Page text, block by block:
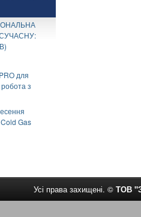
для
з
Gas
Усі права захищені. © ТОВ